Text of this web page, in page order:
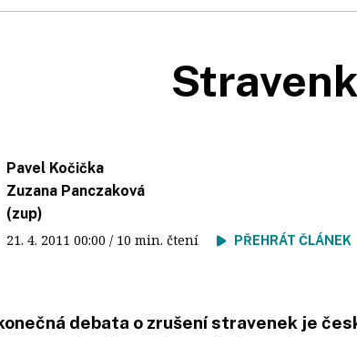
Pavel Kočička
Zuzana Panczaková
(zup)
21. 4. 2011 00:00 / 10 min. čtení PŘEHRÁT ČLÁNEK
debata o zrušení stravenek je